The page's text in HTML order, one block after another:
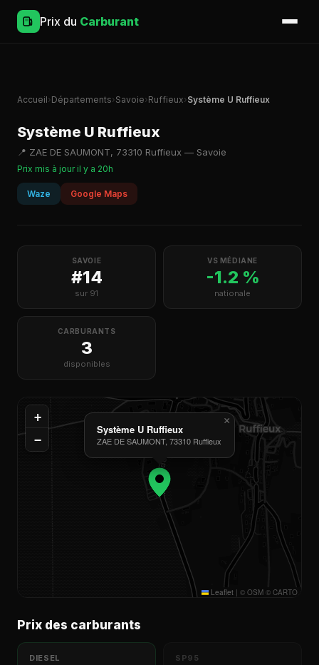
Prix du Carburant
Accueil›Départements›Savoie›Ruffieux›Système U Ruffieux
Système U Ruffieux
📍 ZAE DE SAUMONT, 73310 Ruffieux — Savoie
Prix mis à jour il y a 20h
Waze Google Maps
SAVOIE
#14
sur 91
VS MÉDIANE
-1.2 %
nationale
CARBURANTS
3
disponibles
Système U Ruffieux
ZAE DE SAUMONT, 73310 Ruffieux
×
+
−
Leaflet | © OSM © CARTO
Prix des carburants
DIESEL SP95